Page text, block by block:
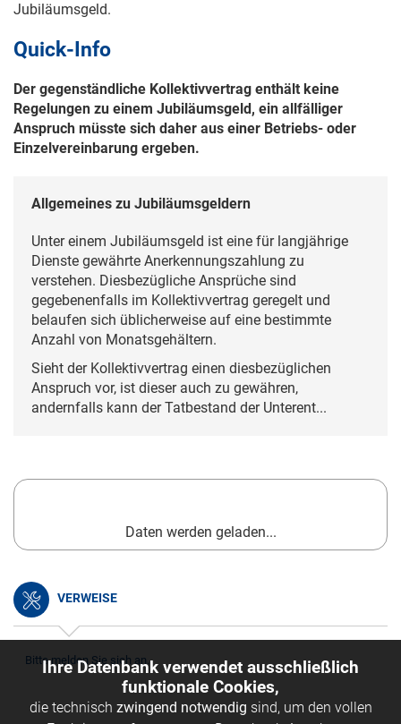
Jubiläumsgeld.
Quick-Info
Der gegenständliche Kollektivvertrag enthält keine
Regelungen zu einem Jubiläumsgeld, ein allfälliger
Anspruch müsste sich daher aus einer Betriebs- oder
Einzelvereinbarung ergeben.
Allgemeines zu Jubiläumsgeldern
Unter einem Jubiläumsgeld ist eine für langjährige
Dienste gewährte Anerkennungszahlung zu
verstehen. Diesbezügliche Ansprüche sind
gegebenenfalls im Kollektivvertrag geregelt und
belaufen sich üblicherweise auf eine bestimmte
Anzahl von Monatsgehältern.
Sieht der Kollektivvertrag einen diesbezüglichen
Anspruch vor, ist dieser auch zu gewähren,
andernfalls kann der Tatbestand der Unterent...
Daten werden geladen...
VERWEISE
Bitte melden Sie sich an.
Ihre Datenbank verwendet ausschließlich
funktionale Cookies,
die technisch zwingend notwendig sind, um den vollen